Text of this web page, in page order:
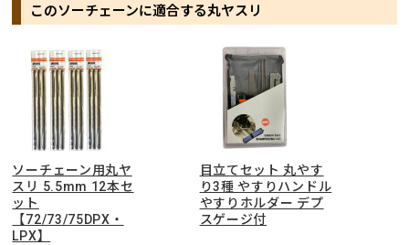
このソーチェーンに適合する丸ヤスリ
ソーチェーン用丸ヤ
スリ 5.5mm 12本セ
ット
【72/73/75DPX・
LPX】
目立てセット 丸やす
り3種 やすりハンドル
やすりホルダー デプ
スゲージ付